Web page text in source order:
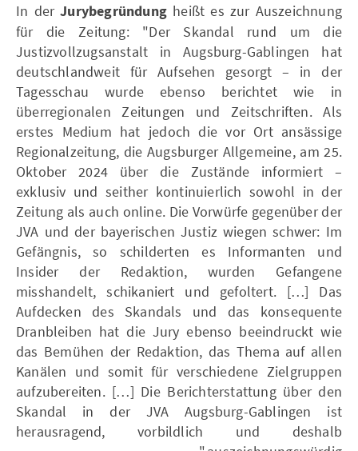
In derJurybegründung heißt es zur Auszeichnung
für die Zeitung: "Der Skandal rund um die
Justizvollzugsanstalt in Augsburg-Gablingen hat
deutschlandweit für Aufsehen gesorgt – in der
Tagesschau wurde ebenso berichtet wie in
überregionalen Zeitungen und Zeitschriften. Als
erstes Medium hat jedoch die vor Ort ansässige
Regionalzeitung, die Augsburger Allgemeine, am 25.
Oktober 2024 über die Zustände informiert –
exklusiv und seither kontinuierlich sowohl in der
Zeitung als auch online. Die Vorwürfe gegenüber der
JVA und der bayerischen Justiz wiegen schwer: Im
Gefängnis, so schilderten es Informanten und
Insider der Redaktion, wurden Gefangene
misshandelt, schikaniert und gefoltert. […] Das
Aufdecken des Skandals und das konsequente
Dranbleiben hat die Jury ebenso beeindruckt wie
das Bemühen der Redaktion, das Thema auf allen
Kanälen und somit für verschiedene Zielgruppen
aufzubereiten. […] Die Berichterstattung über den
Skandal in der JVA Augsburg-Gablingen ist
herausragend, vorbildlich und deshalb